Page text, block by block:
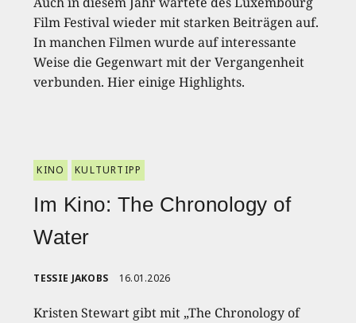
Film Festival wieder mit starken Beiträgen auf.
In manchen Filmen wurde auf interessante
Weise die Gegenwart mit der Vergangenheit
verbunden. Hier einige Highlights.
KINO KULTURTIPP
Im Kino: The Chronology of
Water
TESSIE JAKOBS 16.01.2026
Kristen Stewart gibt mit „The Chronology of